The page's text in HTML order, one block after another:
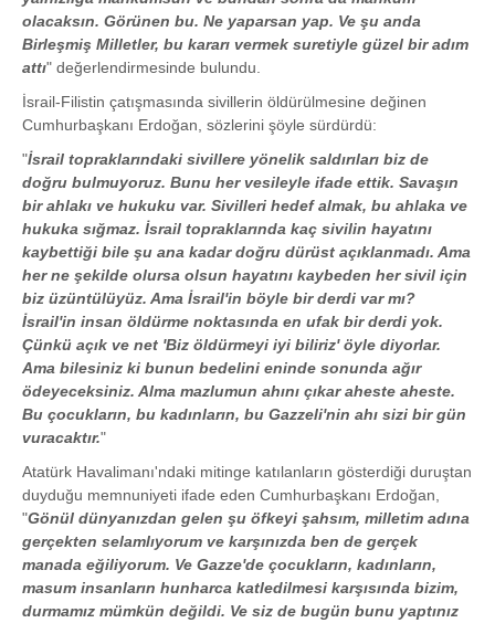
olacaksın. Görünen bu. Ne yaparsan yap. Ve şu anda
Birleşmiş Milletler, bu kararı vermek suretiyle güzel bir adım
attı" değerlendirmesinde bulundu.
İsrail-Filistin çatışmasında sivillerin öldürülmesine değinen
Cumhurbaşkanı Erdoğan, sözlerini şöyle sürdürdü:
"İsrail topraklarındaki sivillere yönelik saldırıları biz de
doğru bulmuyoruz. Bunu her vesileyle ifade ettik. Savaşın
bir ahlakı ve hukuku var. Sivilleri hedef almak, bu ahlaka ve
hukuka sığmaz. İsrail topraklarında kaç sivilin hayatını
kaybettiği bile şu ana kadar doğru dürüst açıklanmadı. Ama
her ne şekilde olursa olsun hayatını kaybeden her sivil için
biz üzüntülüyüz. Ama İsrail'in böyle bir derdi var mı?
İsrail'in insan öldürme noktasında en ufak bir derdi yok.
Çünkü açık ve net 'Biz öldürmeyi iyi biliriz' öyle diyorlar.
Ama bilesiniz ki bunun bedelini eninde sonunda ağır
ödeyeceksiniz. Alma mazlumun ahını çıkar aheste aheste.
Bu çocukların, bu kadınların, bu Gazzeli'nin ahı sizi bir gün
vuracaktır."
Atatürk Havalimanı'ndaki mitinge katılanların gösterdiği duruştan
duyduğu memnuniyeti ifade eden Cumhurbaşkanı Erdoğan,
"Gönül dünyanızdan gelen şu öfkeyi şahsım, milletim adına
gerçekten selamlıyorum ve karşınızda ben de gerçek
manada eğiliyorum. Ve Gazze'de çocukların, kadınların,
masum insanların hunharca katledilmesi karşısında bizim,
durmamız mümkün değildi. Ve siz de bugün bunu yaptınız